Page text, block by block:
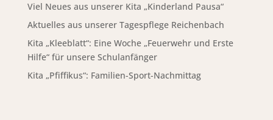
Viel Neues aus unserer Kita „Kinderland Pausa“
Aktuelles aus unserer Tagespflege Reichenbach
Kita „Kleeblatt“: Eine Woche „Feuerwehr und Erste
Hilfe“ für unsere Schulanfänger
Kita „Pfiffikus“: Familien-Sport-Nachmittag